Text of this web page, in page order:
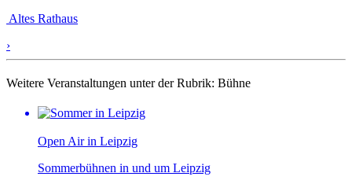
Altes Rathaus
›
Weitere Veranstaltungen unter der Rubrik: Bühne
Open Air in Leipzig
Sommerbühnen in und um Leipzig